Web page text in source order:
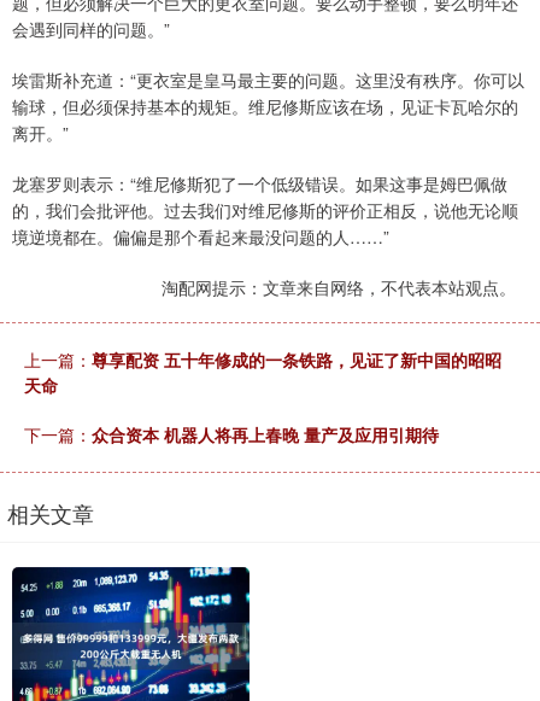
会遇到同样的问题。”
埃雷斯补充道：“更衣室是皇马最主要的问题。这里没有秩序。你可以
输球，但必须保持基本的规矩。维尼修斯应该在场，见证卡瓦哈尔的
离开。”
龙塞罗则表示：“维尼修斯犯了一个低级错误。如果这事是姆巴佩做
的，我们会批评他。过去我们对维尼修斯的评价正相反，说他无论顺
境逆境都在。偏偏是那个看起来最没问题的人……”
淘配网提示：文章来自网络，不代表本站观点。
上一篇： 尊享配资 五十年修成的一条铁路，见证了新中国的昭昭
天命
下一篇： 众合资本 机器人将再上春晚 量产及应用引期待
相关文章